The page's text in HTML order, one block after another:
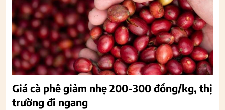
Giá cà phê giảm nhẹ 200-300 đồng/kg, thị
trường đi ngang